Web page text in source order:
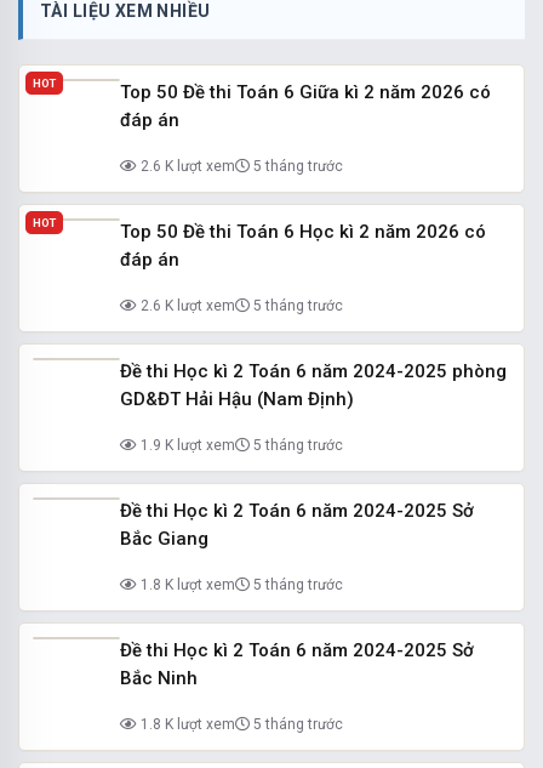
TÀI LIỆU XEM NHIỀU
HOT
Top 50 Đề thi Toán 6 Giữa kì 2 năm 2026 có
đáp án
2.6 K lượt xem 5 tháng trước
HOT
Top 50 Đề thi Toán 6 Học kì 2 năm 2026 có
đáp án
2.6 K lượt xem 5 tháng trước
Đề thi Học kì 2 Toán 6 năm 2024-2025 phòng
GD&ĐT Hải Hậu (Nam Định)
1.9 K lượt xem 5 tháng trước
Đề thi Học kì 2 Toán 6 năm 2024-2025 Sở
Bắc Giang
1.8 K lượt xem 5 tháng trước
Đề thi Học kì 2 Toán 6 năm 2024-2025 Sở
Bắc Ninh
1.8 K lượt xem 5 tháng trước